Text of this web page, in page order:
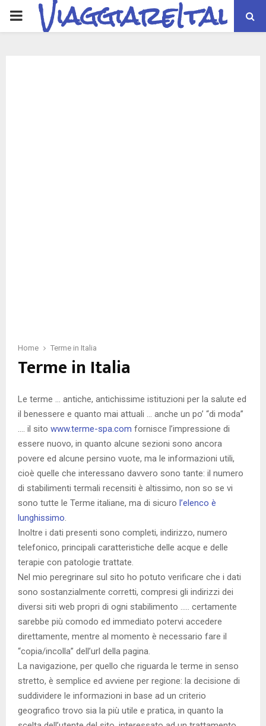
PRIMARYViaggiareItalia
Home Terme in Italia
Terme in Italia
Le terme … antiche, antichissime istituzioni per la salute ed
il benessere e quanto mai attuali … anche un po’ “di moda”
…. il sito www.terme-spa.com fornisce l’impressione di
essere nuovo, in quanto alcune sezioni sono ancora
povere ed alcune persino vuote, ma le informazioni utili,
cioè quelle che interessano davvero sono tante: il numero
di stabilimenti termali recensiti è altissimo, non so se vi
sono tutte le Terme italiane, ma di sicuro l’elenco è
lunghissimo
Inoltre i dati presenti sono completi, indirizzo, numero
telefonico, principali caratteristiche delle acque e delle
terapie con patologie trattate.
Nel mio peregrinare sul sito ho potuto verificare che i dati
sono sostanzialmente corretti, compresi gli indirizzi dei
diversi siti web propri di ogni stabilimento ….. certamente
sarebbe più comodo ed immediato potervi accedere
direttamente, mentre al momento è necessario fare il
“copia/incolla” dell’url della pagina.
La navigazione, per quello che riguarda le terme in senso
stretto, è semplice ed avviene per regione: la decisione di
suddividere le informazioni in base ad un criterio
geografico trovo sia la più utile e pratica, in quanto la